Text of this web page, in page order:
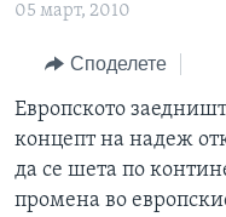
Премини
за
навигација
Пребарувај
МАКЕДОНИЈА
СВЕТ
ЕКОНОМИЈА
ПОЛИТИКА
ЗДРАВЈЕ
ДОКУМЕНТАРЦИ
АРХИВИРАНА
NEWSFLASH -
ВЕСТИ ОД САД ВО
ИЗБОРИ ВО САД
ЗА НАС
Learning English
05 март, 2010
Споделете
Европското
концепт на надеж
да се шета по
промена во